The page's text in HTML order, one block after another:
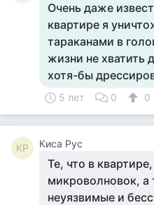
Очень даже
квартире я
тараканами в
жизни не хватить
хотя-бы
5 лет 0 0
КР Киса Рус
Те, что в
микроволновок, а
неуязвимые и